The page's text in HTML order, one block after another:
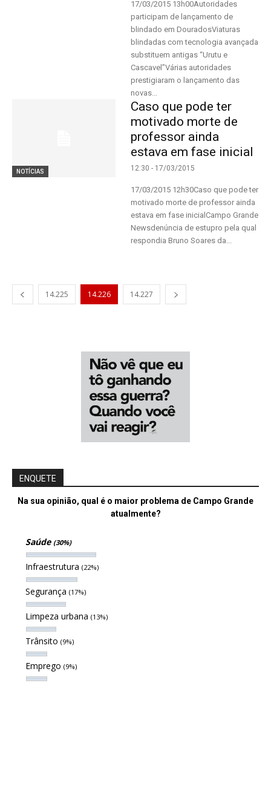
17/03/2015 13h00Autoridades
participam de lançamento de
blindado em DouradosViaturas
blindadas com tecnologia avançada
substituem antigas “Urutu e
Cascavel”Várias autoridades
prestigiaram o lançamento das
novas...
NOTÍCIAS
Caso que pode ter
motivado morte de
professor ainda
estava em fase inicial
12:30 - 17/03/2015
17/03/2015 12h30Caso que pode ter
motivado morte de professor ainda
estava em fase inicialCampo Grande
Newsdenúncia de estupro pela qual
respondia Bruno Soares da...
14.225 14.226 14.227
ENQUETE
Na sua opinião, qual é o maior problema de Campo Grande
atualmente?
Saúde (30%)
Infraestrutura (22%)
Segurança (17%)
Limpeza urbana (13%)
Trânsito (9%)
Emprego (9%)